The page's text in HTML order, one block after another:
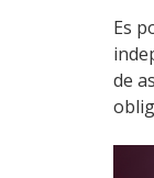
Es
de